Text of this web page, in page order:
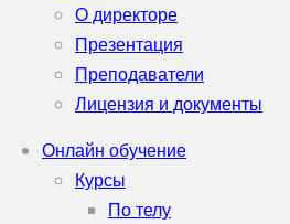
О директоре
Презентация
Преподаватели
Лицензия и документы
Онлайн обучение
Курсы
По телу